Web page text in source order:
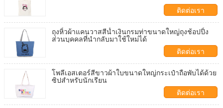
ติดต่อเรา
ถุงหิ้วผ้าแคนวาสสีน้ำเงินกรมท่าขนาดใหญ่ถุงช้อปปิ้ง
ส่วนบุคคลที่นำกลับมาใช้ใหม่ได้
ติดต่อเรา
โพลีเอสเตอร์สีขาวผ้าใบขนาดใหญ่กระเป๋าถือพับได้ด้วย
ซิปสำหรับนักเรียน
ติดต่อเรา